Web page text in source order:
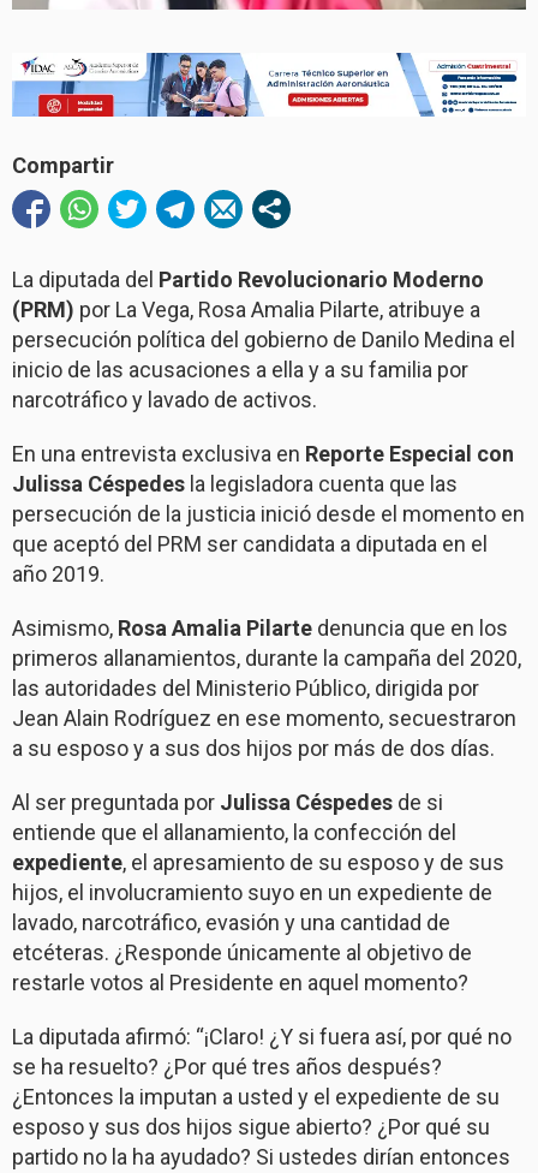
Compartir
La diputada del Partido Revolucionario Moderno
(PRM) por La Vega, Rosa Amalia Pilarte, atribuye a
persecución política del gobierno de Danilo Medina el
inicio de las acusaciones a ella y a su familia por
narcotráfico y lavado de activos.
En una entrevista exclusiva en Reporte Especial con
Julissa Céspedes la legisladora cuenta que las
persecución de la justicia inició desde el momento en
que aceptó del PRM ser candidata a diputada en el
año 2019.
Asimismo, Rosa Amalia Pilarte denuncia que en los
primeros allanamientos, durante la campaña del 2020,
las autoridades del Ministerio Público, dirigida por
Jean Alain Rodríguez en ese momento, secuestraron
a su esposo y a sus dos hijos por más de dos días.
Al ser preguntada por Julissa Céspedes de si
entiende que el allanamiento, la confección del
expediente, el apresamiento de su esposo y de sus
hijos, el involucramiento suyo en un expediente de
lavado, narcotráfico, evasión y una cantidad de
etcéteras. ¿Responde únicamente al objetivo de
restarle votos al Presidente en aquel momento?
La diputada afirmó: “¡Claro! ¿Y si fuera así, por qué no
se ha resuelto? ¿Por qué tres años después?
¿Entonces la imputan a usted y el expediente de su
esposo y sus dos hijos sigue abierto? ¿Por qué su
partido no la ha ayudado? Si ustedes dirían entonces